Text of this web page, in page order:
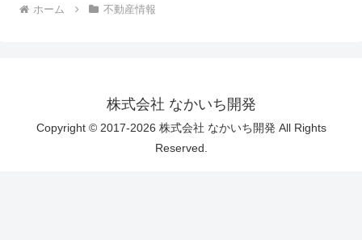
ホーム 不動産情報
株式会社 なかいち開発
Copyright © 2017-2026 株式会社 なかいち開発 All Rights
Reserved.